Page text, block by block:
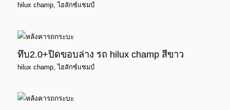
hilux champ ,ไฮลักซ์แชมป์
ทึบ2.0+ปิดขอบล่าง รถ hilux champ สีขาว
hilux champ ,ไฮลักซ์แชมป์